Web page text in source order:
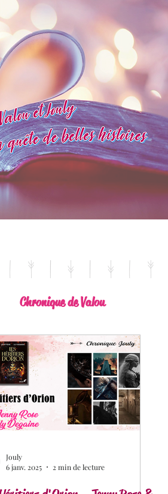
Chronique de Valou
Dépaysement assuré
Romance contemporaine
Jouly
6 janv. 2025
2 min de lecture